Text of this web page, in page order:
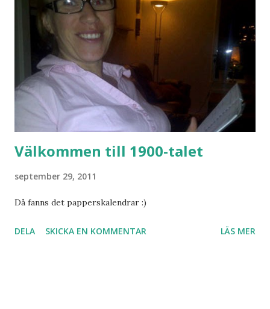
Välkommen till 1900-talet
september 29, 2011
Då fanns det papperskalendrar :)
DELA SKICKA EN KOMMENTAR LÄS MER